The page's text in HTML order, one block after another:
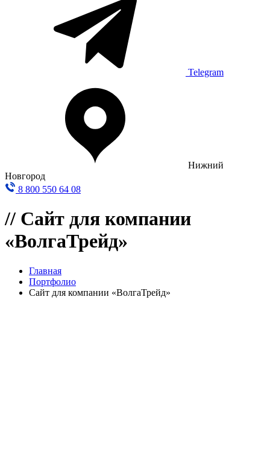
Telegram
Нижний
Новгород
8 800 550 64 08
// Сайт для компании
«ВолгаТрейд»
Главная
Портфолио
Сайт для компании «ВолгаТрейд»